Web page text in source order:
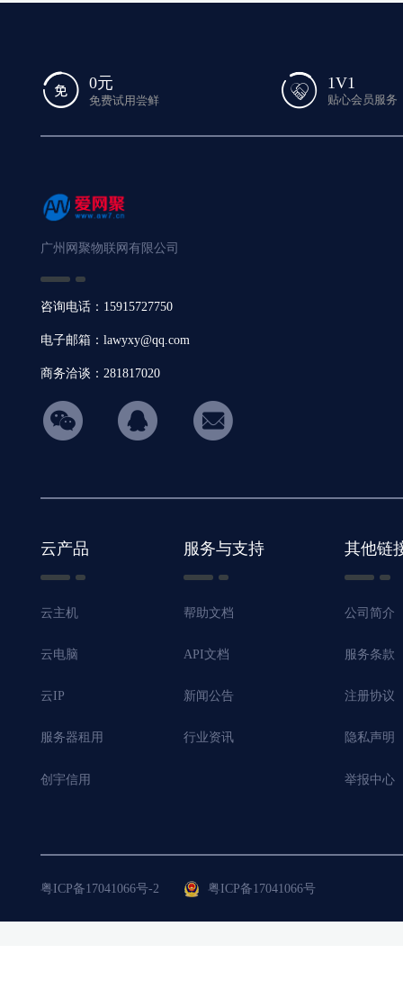
0元
免费试用尝鲜
1V1
贴心会员服务
广州网聚物联网有限公司
咨询电话：15915727750
电子邮箱：lawyxy@qq.com
商务洽谈：281817020
hicon34
云产品
云主机
云电脑
云IP
服务器租用
创宇信用
服务与支持
帮助文档
API文档
新闻公告
行业资讯
其他链
公司简介
服务条款
注册协议
隐私声明
举报中心
粤ICP备17041066号-2 粤ICP备17041066号